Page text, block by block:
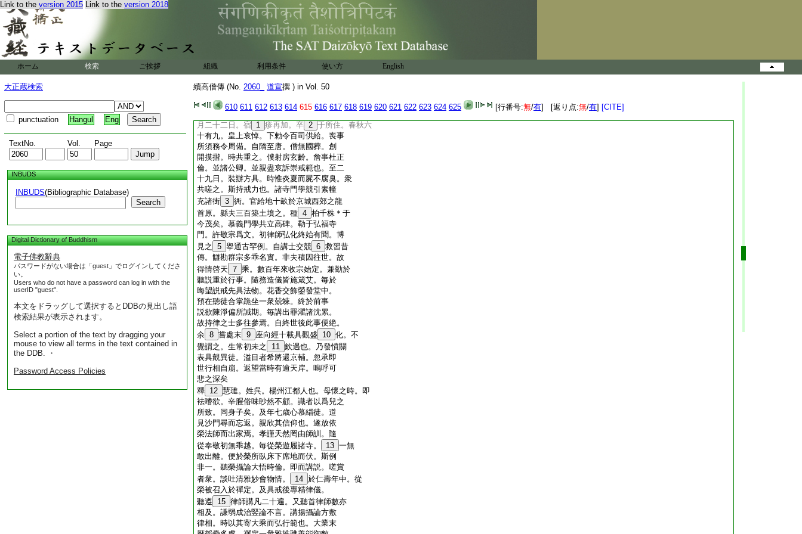
Link to the version 2015 Link to the version 2018
ホーム 検索 ご挨拶 組織 利用条件 使い方 English
大正蔵検索
punctuation Hangul Eng
TextNo. Vol. Page
INBUDS
INBUDS(Bibliographic Database)
Search
Digital Dictionary of Buddhism
電子佛教辭典
パスワードがない場合は「guest」でログインしてくださ
い。
Users who do not have a password can log in with the
userID "guest".
本文をドラッグして選択するとDDBの見出し語
検索結果が表示されます。
Select a portion of the text by dragging your
mouse to view all terms in the text contained in
the DDB. ・
Password Access Policies
續高僧傳 (No. 2060_ 道宣撰 ) in Vol. 50
610 611 612 613 614 615 616 617 618 619 620 621 622 623 624 625 [行番号:無/有] [返り点:無/有] [CITE]
而取正。至于八年。上以聖善早喪遠感難
陳雖化滿天下而罔極之情未展。奉爲太
穆皇后。於宮城之西造弘福寺。廣延徳望
萃其中。恐僥倖時譽妄登位席。以首
道素嚴正不濫邀延。百辟上聞。召爲弘福
上座即總綱任採擢僧倫。其有預在徴迎。
莫不諮而趣舍。使夫衆侶雲會等嗅如蘭
不肅成規流芳不絶。自爰初
百遍。必得果心夕死可矣。始於漳表終至
渭濱。隨方陶誘恰窮本願。慶本所念未幾
而終。詳諸物議可爲知命以貞觀九年四
月二十二日。宿 1 疹再加。卒 2 于所住。春秋六
十有九。皇上哀悼。下勅令百司供給。喪事
所須務令周備。自隋至唐。僧無國葬。創
開摸揩。時共重之。僕射房玄齡。詹事杜正
倫。並諸公卿。並親盡哀訴崇戒範也。至二
十九日。裝辦方具。時惟炎夏而屍不腐臭。衆
共嗟之。斯持戒力也。諸寺門學競引素幢
充諸街 3 衖。官給地十畝於京城西郊之龍
首原。縣夫三百築土墳之。種 4 柏千株＊于
今茂矣。慕義門學共立高碑。勒于弘福寺
門。許敬宗爲文。初律師弘化終始有聞。博
見之
5 擧通古罕例。自講士交競 6 救習昔
傳。讎勘群宗多乖名實。非夫積因往世。故
得情啓天 7 乘。數百年來收宗始定。兼勤於
聽説重於行事。隨務造儀皆施箴艾。毎於
晦望説戒先具法物。花香交飾鎣發堂中。
預在聽徒合掌跪坐一衆兢竦。終於前事
説欲陳淨偏所誡期。毎講出罪濯諸沈累。
故持律之士多往參焉。自終世後此事便絶。
余 8 嘗處末 9 座向經十載具觀盛 10 化。不
覺謂之。生常初未之
11 欽遇也。乃發憤關
表具覿異徒。溢目者希將還京輔。忽承即
世行相自崩。返望當時有逾天岸。嗚呼可
悲之深矣
釋 12 慧璡。姓呉。楊州江都人也。母懷之時。即
袪嗜欲。辛腥俗味眇然不顧。識者以爲兒之
所致。同身子矣。及年七歳心慕緇徒。道
見沙門尋而忘返。親欣其信仰也。遂放依
榮法師而出家焉。孝謹天然罔由師訓。隨
從奉敬初無乖越。毎從榮遊履諸寺。
13 一無
敢出離。便於榮所臥床下席地而伏。斯例
非一。聽榮攝論大悟時倫。即而講説。嗟賞
者衆。談吐清雅妙會物情。
14 於仁壽年中。從
榮被召入於禪定。及具戒後專精律儀。
聽遵
15 律師講凡二十遍。又聽首律師數亦
相及。謙弱成治竪論不言。講揚攝論方敷
律相。時以其寄大乘而弘行範也。大業末